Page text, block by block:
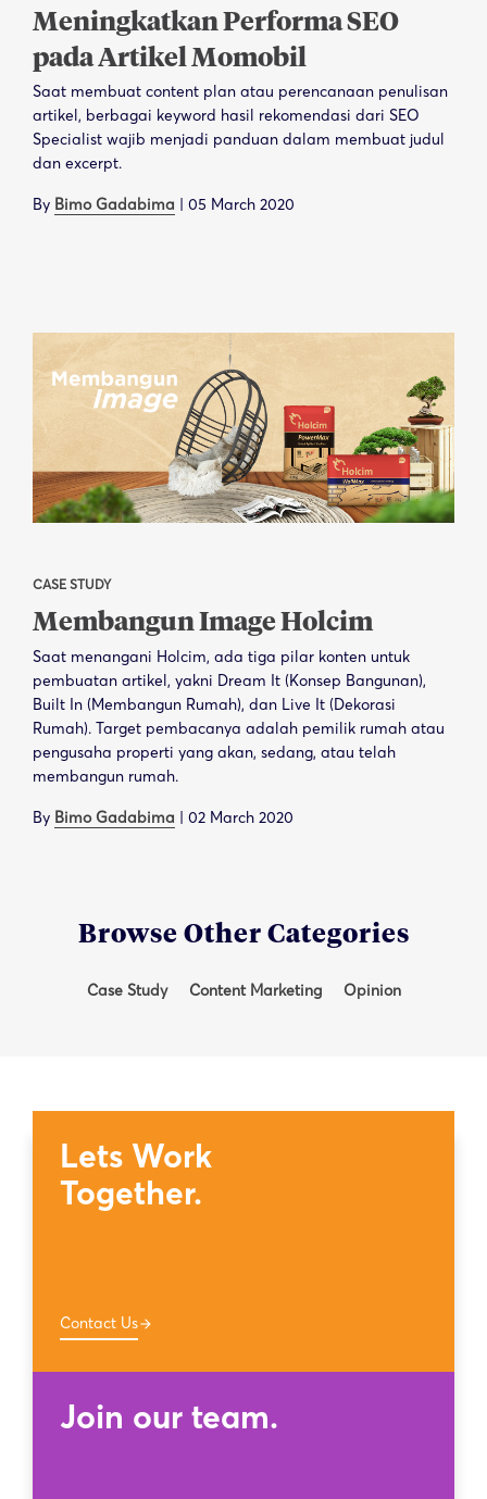
Meningkatkan Performa SEO
pada Artikel Momobil
Saat membuat content plan atau perencanaan penulisan
artikel, berbagai keyword hasil rekomendasi dari SEO
Specialist wajib menjadi panduan dalam membuat judul
dan excerpt.
By Bimo Gadabima 05 March 2020
CASE STUDY
Membangun Image Holcim
Saat menangani Holcim, ada tiga pilar konten untuk
pembuatan artikel, yakni Dream It (Konsep Bangunan),
Built In (Membangun Rumah), dan Live It (Dekorasi
Rumah). Target pembacanya adalah pemilik rumah atau
pengusaha properti yang akan, sedang, atau telah
membangun rumah.
By Bimo Gadabima | 02 March 2020
Browse Other Categories
Case Study Content Marketing Opinion
Lets Work
Together.
Contact Usarrow_forward
Join our team.